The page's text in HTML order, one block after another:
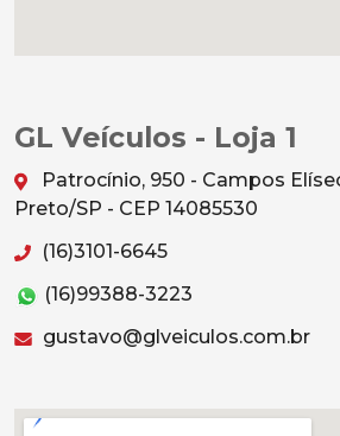
GL Veículos - Loja 1
Patrocínio, 950 - Campos
Preto/SP - CEP 14085530
(16)3101-6645
(16)99388-3223
gustavo@glveiculos.com.br